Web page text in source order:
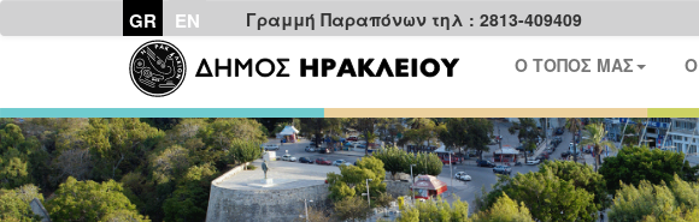
GR EN Γραμμή Παραπόνων τηλ : 2813-409409
Ο ΤΟΠΟΣ ΜΑΣ